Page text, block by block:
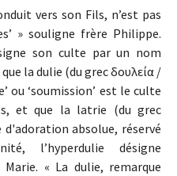
vers son Fils, n’est pas
» souligne frère Philippe.
son culte par un nom
la dulie (du grec δουλεία /
ou ‘soumission’ est le culte
et que la latrie (du grec
absolue, réservé
l’hyperdulie désigne
« La dulie, remarque